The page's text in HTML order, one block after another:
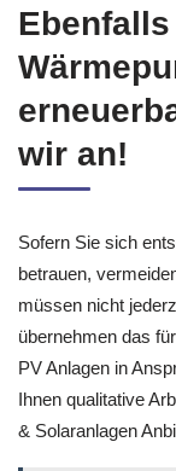
wir an!
Sofern Sie sich
betrauen,
müssen nicht
übernehmen das
PV Anlagen in
Ihnen qualitative
& Solaranlagen